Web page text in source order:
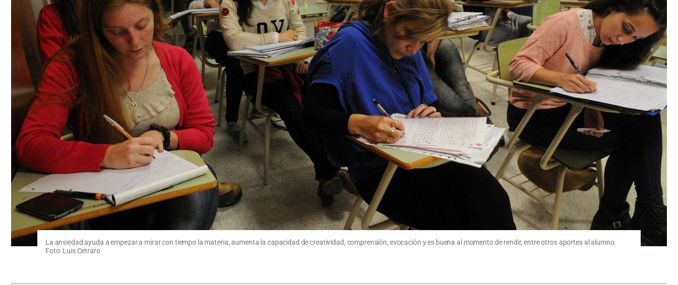
La ansiedad ayuda a empezar a mirar con tiempo la materia, aumenta la capacidad de creatividad, comprensión, evocación y es buena al momento de rendir, entre otros aportes al alumno.
Foto: Luis Cetraro